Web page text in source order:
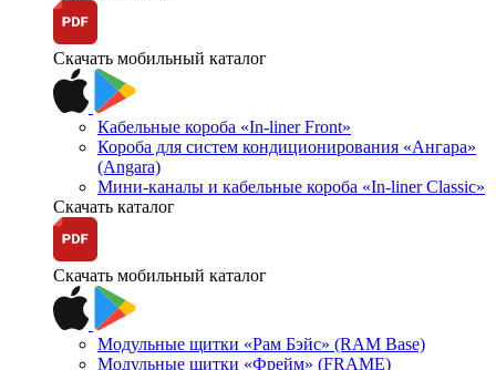
Скачать мобильный каталог
Кабельные короба «In-liner Front»
Короба для систем кондиционирования «Ангара»
(Angara)
Мини-каналы и кабельные короба «In-liner Classic»
Скачать каталог
Скачать мобильный каталог
Модульные щитки «Рам Бэйс» (RAM Base)
Модульные щитки «Фрейм» (FRAME)